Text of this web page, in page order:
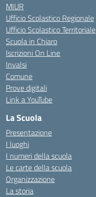
MIUR
Ufficio Scolastico Regionale
Ufficio Scolastico Territoriale
Scuola in Chiaro
Iscrizioni On Line
Invalsi
Comune
Prove digitali
Link a YouTube
La Scuola
Presentazione
I luoghi
I numeri della scuola
Le carte della scuola
Organizzazione
La storia